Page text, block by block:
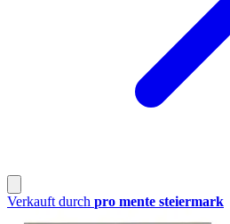
Verkauft durch pro mente steiermark